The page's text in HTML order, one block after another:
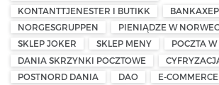
KONTANTTJENESTER I BUTIKK
NORGESGRUPPEN
PIENIĄDZE W
SKLEP JOKER
SKLEP MENY
POCZTA
DANIA SKRZYNKI POCZTOWE
POSTNORD DANIA
DAO
E-COMMERCE